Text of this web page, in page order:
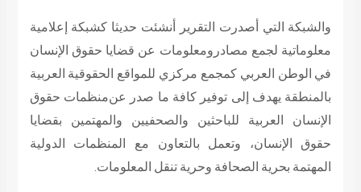
والشبكة التي أصدرت التقرير أنشئت حديثا كشبكة إعلامية
معلوماتية لجمع مصادر ومعلومات عن قضايا حقوق الإنسان
في الوطن العربي كمجمع مركزي للمواقع الحقوقية العربية
بالمنطقة يهدف إلى توفير كافة ما صدر عنمنظمات حقوق
الإنسان العربية للباحثين والصحفيين والمهتمين بقضايا
حقوق الإنسان، وتعمل بالتعاون مع المنظمات الدولية
المهتمة بحرية الصحافة وحرية تنقل المعلومات.